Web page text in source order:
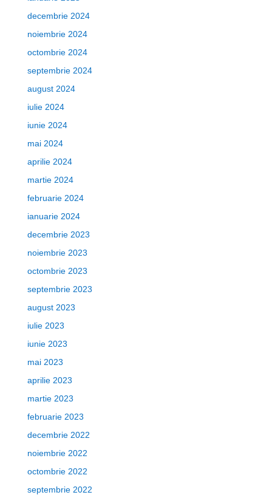
decembrie 2024
noiembrie 2024
octombrie 2024
septembrie 2024
august 2024
iulie 2024
iunie 2024
mai 2024
aprilie 2024
martie 2024
februarie 2024
ianuarie 2024
decembrie 2023
noiembrie 2023
octombrie 2023
septembrie 2023
august 2023
iulie 2023
iunie 2023
mai 2023
aprilie 2023
martie 2023
februarie 2023
decembrie 2022
noiembrie 2022
octombrie 2022
septembrie 2022